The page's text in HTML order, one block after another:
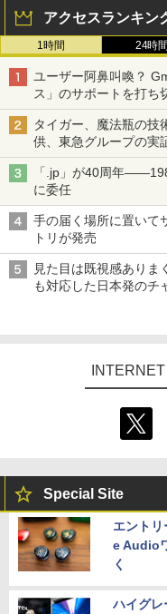
アクセスランキン
1時間 24時間
ユーザー阿鼻叫喚？
ス」のサポートを打ち
タイガー、魔法瓶の技
供、東急グループの
ル TIVIP」
「.jp」が40周年
に委任
手の届く場所に置いて
トリが発売
見た目は既視感ありま
も対応した日本発のチ
Special Site
エント
e Audio
く
ハイグ